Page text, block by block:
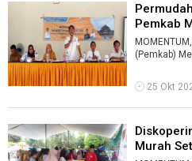
Pemkab
Aplikasi ...
(Pemkab)
...
25 Okt
Murah